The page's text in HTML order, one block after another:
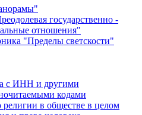
государственно -
отношения"
"Пределы светскости"
с ИНН и другими
кодами
религии в обществе в целом